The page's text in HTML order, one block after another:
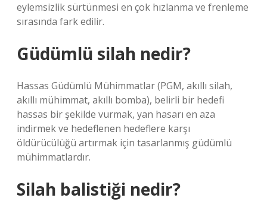
eylemsizlik sürtünmesi en çok hızlanma ve frenleme
sırasında fark edilir.
Güdümlü silah nedir?
Hassas Güdümlü Mühimmatlar (PGM, akıllı silah,
akıllı mühimmat, akıllı bomba), belirli bir hedefi
hassas bir şekilde vurmak, yan hasarı en aza
indirmek ve hedeflenen hedeflere karşı
öldürücülüğü artırmak için tasarlanmış güdümlü
mühimmatlardır.
Silah balistiği nedir?